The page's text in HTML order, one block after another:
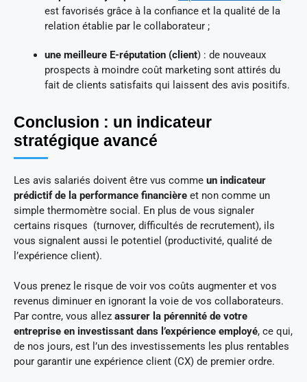
est favorisés grâce à la confiance et la qualité de la
relation établie par le collaborateur ;
une meilleure E-réputation (client) : de nouveaux
prospects à moindre coût marketing sont attirés du
fait de clients satisfaits qui laissent des avis positifs.
Conclusion : un indicateur
stratégique avancé
Les avis salariés doivent être vus comme un indicateur
prédictif de la performance financière et non comme un
simple thermomètre social. En plus de vous signaler
certains risques (turnover, difficultés de recrutement), ils
vous signalent aussi le potentiel (productivité, qualité de
l’expérience client).
Vous prenez le risque de voir vos coûts augmenter et vos
revenus diminuer en ignorant la voie de vos collaborateurs.
Par contre, vous allez assurer la pérennité de votre
entreprise en investissant dans l’expérience employé, ce qui,
de nos jours, est l’un des investissements les plus rentables
pour garantir une expérience client (CX) de premier ordre.